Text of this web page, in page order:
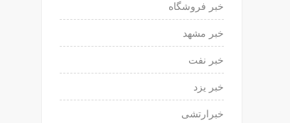
خبر فروشگاه
خبر مشهد
خبر نفت
خبر یزد
خبرارتشی